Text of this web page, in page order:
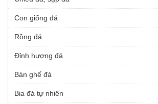
Con giống đá
Rồng đá
Đỉnh hương đá
Bàn ghế đá
Bia đá tự nhiên